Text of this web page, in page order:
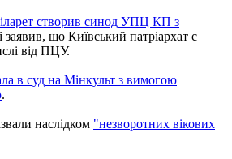
створив синод УПЦ КП з
і заявив, що Київський патріархат є
від ПЦУ.
в суд на Мінкульт з вимогою
.
наслідком "незворотних вікових